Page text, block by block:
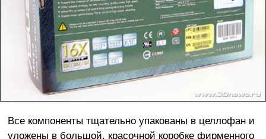
Все компоненты тщательно упакованы в целлофан и
уложены в большой, красочной коробке фирменного